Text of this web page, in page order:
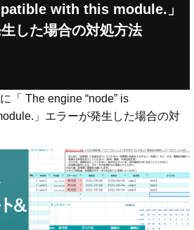
with this module.」
した場合の対処方法
「 The engine “node” is
」エラーが発生した場合の対